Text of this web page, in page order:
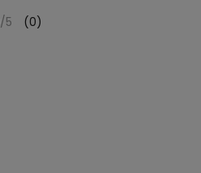
/5 (0)